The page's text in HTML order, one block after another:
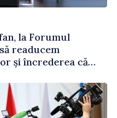
la Forumul
readucem
și încrederea că